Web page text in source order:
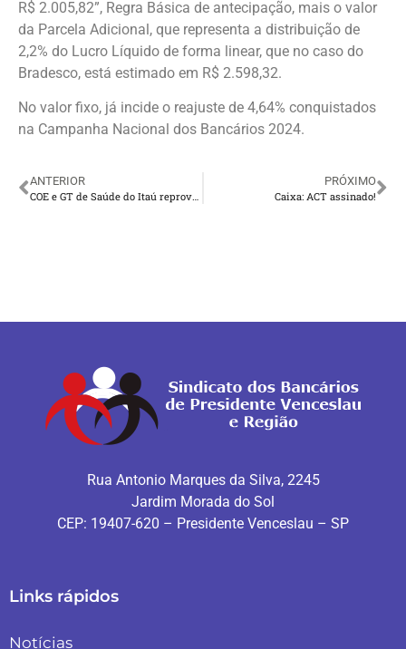
R$ 2.005,82”, Regra Básica de antecipação, mais o valor
da Parcela Adicional, que representa a distribuição de
2,2% do Lucro Líquido de forma linear, que no caso do
Bradesco, está estimado em R$ 2.598,32.
No valor fixo, já incide o reajuste de 4,64% conquistados
na Campanha Nacional dos Bancários 2024.
ANTERIOR
PRÓXIMO
Caixa: ACT assinado!
Rua Antonio Marques da Silva, 2245
Jardim Morada do Sol
CEP: 19407-620 – Presidente Venceslau – SP
Links rápidos
Notícias